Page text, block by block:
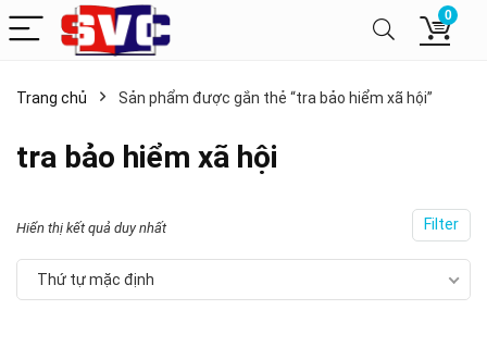
0
Trang chủ Sản phẩm được gắn thẻ “tra bảo hiểm xã hội”
tra bảo hiểm xã hội
Filter
Hiển thị kết quả duy nhất
Thứ tự mặc định